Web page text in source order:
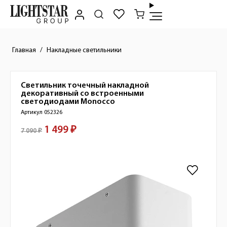
Главная Накладные светильники
Краткое описание товара
Светильник точечный накладной
декоративный со встроенными
светодиодами Monocco
Артикул 052326
Стоимость товара
7 090 ₽ 1 499 ₽